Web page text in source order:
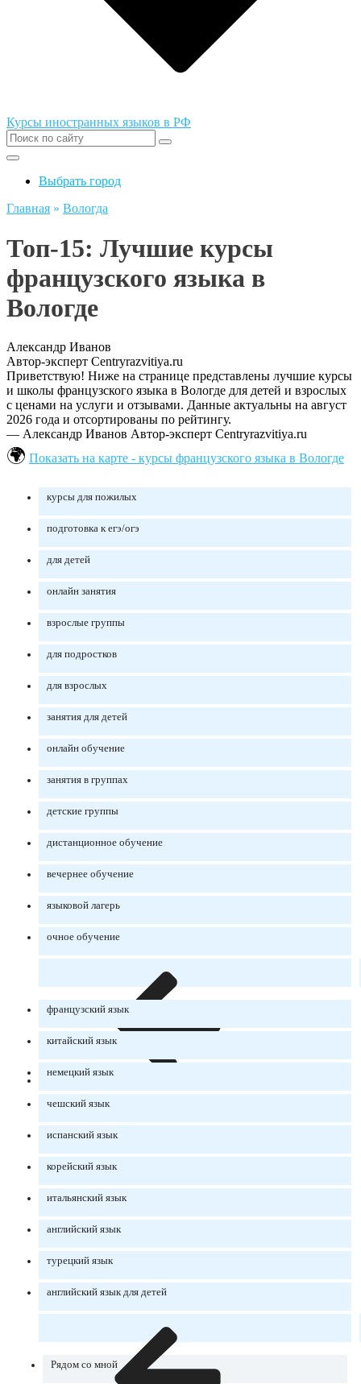
Курсы иностранных языков в РФ
Выбрать город
Главная » Вологда
Топ-15: Лучшие курсы
французского языка в
Вологде
Александр Иванов
Автор-эксперт Centryrazvitiya.ru
Приветствую! Ниже на странице представлены лучшие курсы
и школы французского языка в Вологде для детей и взрослых
с ценами на услуги и отзывами. Данные актуальны на август
2026 года и отсортированы по рейтингу.
— Александр Иванов Автор-эксперт Centryrazvitiya.ru
Показать на карте - курсы французского языка в Вологде
курсы для пожилых
подготовка к егэ/огэ
для детей
онлайн занятия
взрослые группы
для подростков
для взрослых
занятия для детей
онлайн обучение
занятия в группах
детские группы
дистанционное обучение
вечернее обучение
языковой лагерь
очное обучение
французский язык
китайский язык
немецкий язык
чешский язык
испанский язык
корейский язык
итальянский язык
английский язык
турецкий язык
английский язык для детей
Рядом со мной